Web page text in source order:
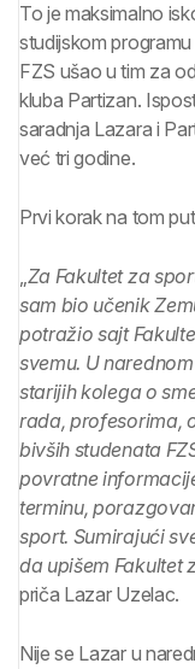
To je maksimalno
studijskom
FZS ušao u tim za
kluba Partizan.
saradnja Lazara i
već tri godine.
Prvi korak na tom
„Za Fakultet za
sam bio učenik
potražio sajt
svemu. U
starijih kolega o
rada, profesorima,
bivših studenata
povratne
terminu,
sport. Sumirajući
da upišem Fakultet
priča Lazar Uzelac.
Nije se Lazar u